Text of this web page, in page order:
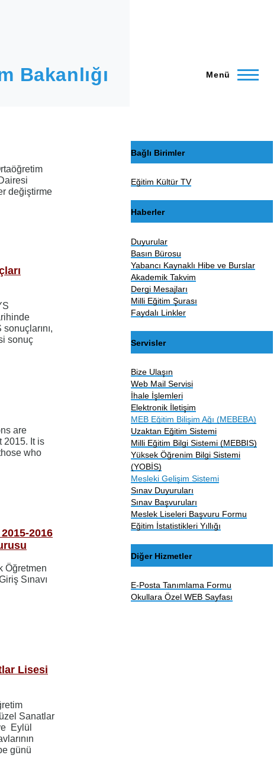
Bakanlığı Menü
değiştirme
sonuç
are
2015. It is
who
2016
Öğretmen
Sınavı
Lisesi
Sanatlar
Eylül
günü
Bağlı Birimler
Eğitim Kültür TV
Haberler
Duyurular
Basın Bürosu
Yabancı Kaynaklı Hibe ve Burslar
Akademik Takvim
Dergi Mesajları
Milli Eğitim Şurası
Faydalı Linkler
Servisler
Bize Ulaşın
Web Mail Servisi
İhale İşlemleri
Elektronik İletişim
MEB Eğitim Bilişim Ağı (MEBEBA)
Uzaktan Eğitim Sistemi
Milli Eğitim Bilgi Sistemi (MEBBIS)
Yüksek Öğrenim Bilgi Sistemi
(YOBİS)
Mesleki Gelişim Sistemi
Sınav Duyuruları
Sınav Başvuruları
Meslek Liseleri Başvuru Formu
Eğitim İstatistikleri Yıllığı
Diğer Hizmetler
E-Posta Tanımlama Formu
Okullara Özel WEB Sayfası